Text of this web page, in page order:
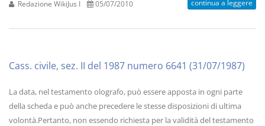
Redazione WikiJus I 05/07/2010 continua a leggere
Cass. civile, sez. II del 1987 numero 6641 (31/07/1987)
La data, nel testamento olografo, può essere apposta in ogni parte
della scheda e può anche precedere le stesse disposizioni di ultima
volontà.Pertanto, non essendo richiesta per la validità del testamento